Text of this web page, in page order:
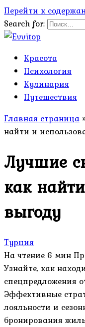
Перейти к
Search for:
Красота
Психология
Кулинария
Путешествия
Главная страница »
найти и
Лучшие
как
выгоду
Турция
На чтение 6 мин
Узнайте, как
спецпредложения
Эффективные
лояльности и
бронирования